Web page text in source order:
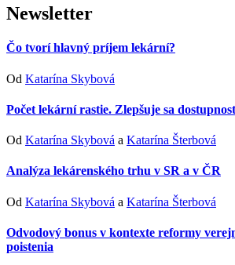
Newsletter
Čo tvorí hlavný príjem lekární?
Od Katarína Skybová
Počet lekární rastie. Zlepšuje sa
Od Katarína Skybová a Katarína Šterbová
Analýza lekárenského trhu v SR a v ČR
Od Katarína Skybová a Katarína Šterbová
Odvodový bonus v kontexte reformy
poistenia